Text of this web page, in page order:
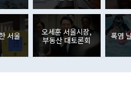
있다. 특히 주적 표현 대체와 국호 사
진 등은 통일부 장관이 결정할 사안
있다. 이 대통령은 정 장관의 업무보
했다고 승인난 건 아니다"라고 재차
의 발언 내용은 대부분 국가안전보
닌 정 장관의 개인적 생각에 가깝다"
식 정책이 아닌 사안을 추진하겠다
'국군통수권자가 나서야 한다'고 주
만달러)에 이어 역대 최대 순매도
채권투자는 세계국채지수(WGBI)
로 증가 폭이 줄어든 52억9000만달
자는 주식을 중심으로 35억6000만
서울
오세훈 서울시장,
부동산 대토론회
폭염